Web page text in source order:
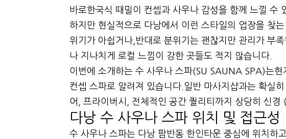
바로한국식 때밀이 컨셉과 사우나 감성을 함께 느낄 수
하지만 현실적으로 다낭에서 이런 스타일의 업장을 찾
위기가 아쉽거나,반대로 분위기는 괜찮지만 관리가 부
나 지나치게 로컬 느낌이 강한 곳들도 적지 않습니다.
이번에 소개하는 수 사우나 스파(SU SAUNA SPA)는
컨셉 스파로 알려져 있습니다.일반 마사지샵과는 확실
어, 프라이버시, 전체적인 공간 퀄리티까지 상당히 신경
다낭 수 사우나 스파 위치 및 접근성
수 사우나 스파는 다낭 팜반동 한인타운 중심에 위치하